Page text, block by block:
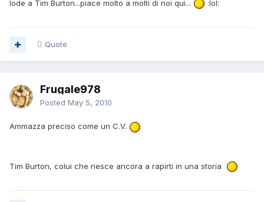
lode a Tim Burton...piace molto a molti di noi qui... :lol:
Quote
Frugale978
Posted May 5, 2010
Ammazza preciso come un C.V.
Tim Burton, colui che riesce ancora a rapirti in una storia